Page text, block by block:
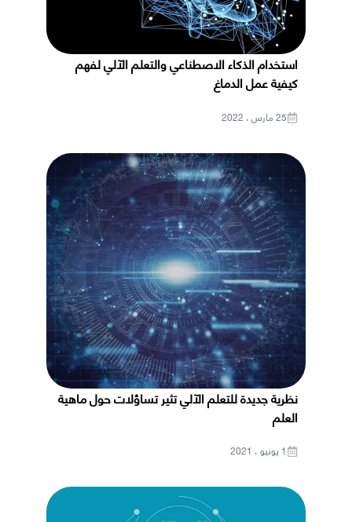
استخدام الذكاء الاصطناعي والتعلم الآلي لفهم
كيفية عمل الدماغ
25 مارس ، 2022
نظرية جديدة للتعلم الآلي تثير تساؤلات حول ماهية
العلم
1 يونيو ، 2021